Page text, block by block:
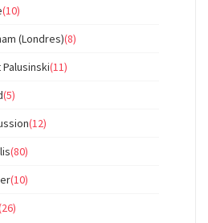
(10)
(Londres)(8)
(11)
(5)
(12)
(80)
(10)